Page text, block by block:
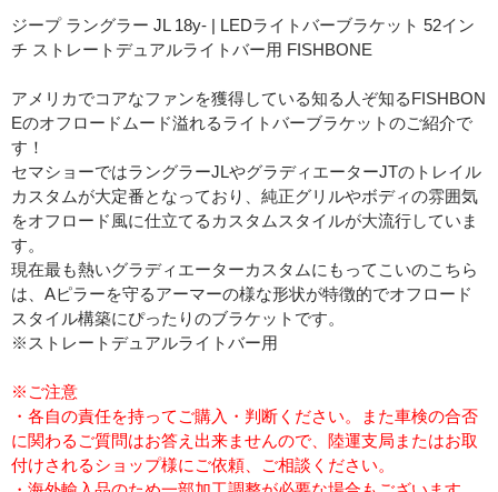
ジープ ラングラー JL 18y- | LEDライトバーブラケット 52イン
チ ストレートデュアルライトバー用 FISHBONE
アメリカでコアなファンを獲得している知る人ぞ知るFISHBON
Eのオフロードムード溢れるライトバーブラケットのご紹介で
す！
セマショーではラングラーJLやグラディエーターJTのトレイル
カスタムが大定番となっており、純正グリルやボディの雰囲気
をオフロード風に仕立てるカスタムスタイルが大流行していま
す。
現在最も熱いグラディエーターカスタムにもってこいのこちら
は、Aピラーを守るアーマーの様な形状が特徴的でオフロード
スタイル構築にぴったりのブラケットです。
※ストレートデュアルライトバー用
※ご注意
・各自の責任を持ってご購入・判断ください。また車検の合否
に関わるご質問はお答え出来ませんので、陸運支局またはお取
付けされるショップ様にご依頼、ご相談ください。